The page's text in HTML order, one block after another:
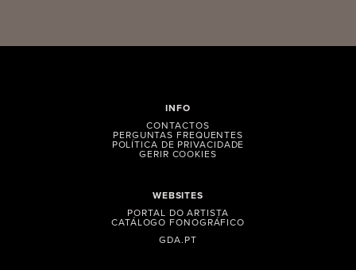
WEBSITES
PORTAL DO ARTISTA
CATÁLOGO FONOGRÁFICO
GDA.PT
INFO
CONTACTOS
PERGUNTAS FREQUENTES
POLÍTICA DE PRIVACIDADE
GERIR COOKIES